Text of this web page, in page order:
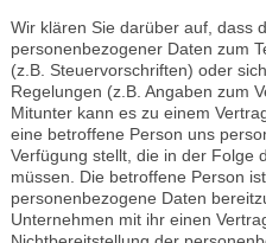
Wir klären Sie darüber auf, dass
personenbezogener Daten zum
(z.B. Steuervorschriften) oder
Regelungen (z.B. Angaben zum
Mitunter kann es zu einem
eine betroffene Person uns
Verfügung stellt, die in der Folge
müssen. Die betroffene Person
personenbezogene Daten
Unternehmen mit ihr einen